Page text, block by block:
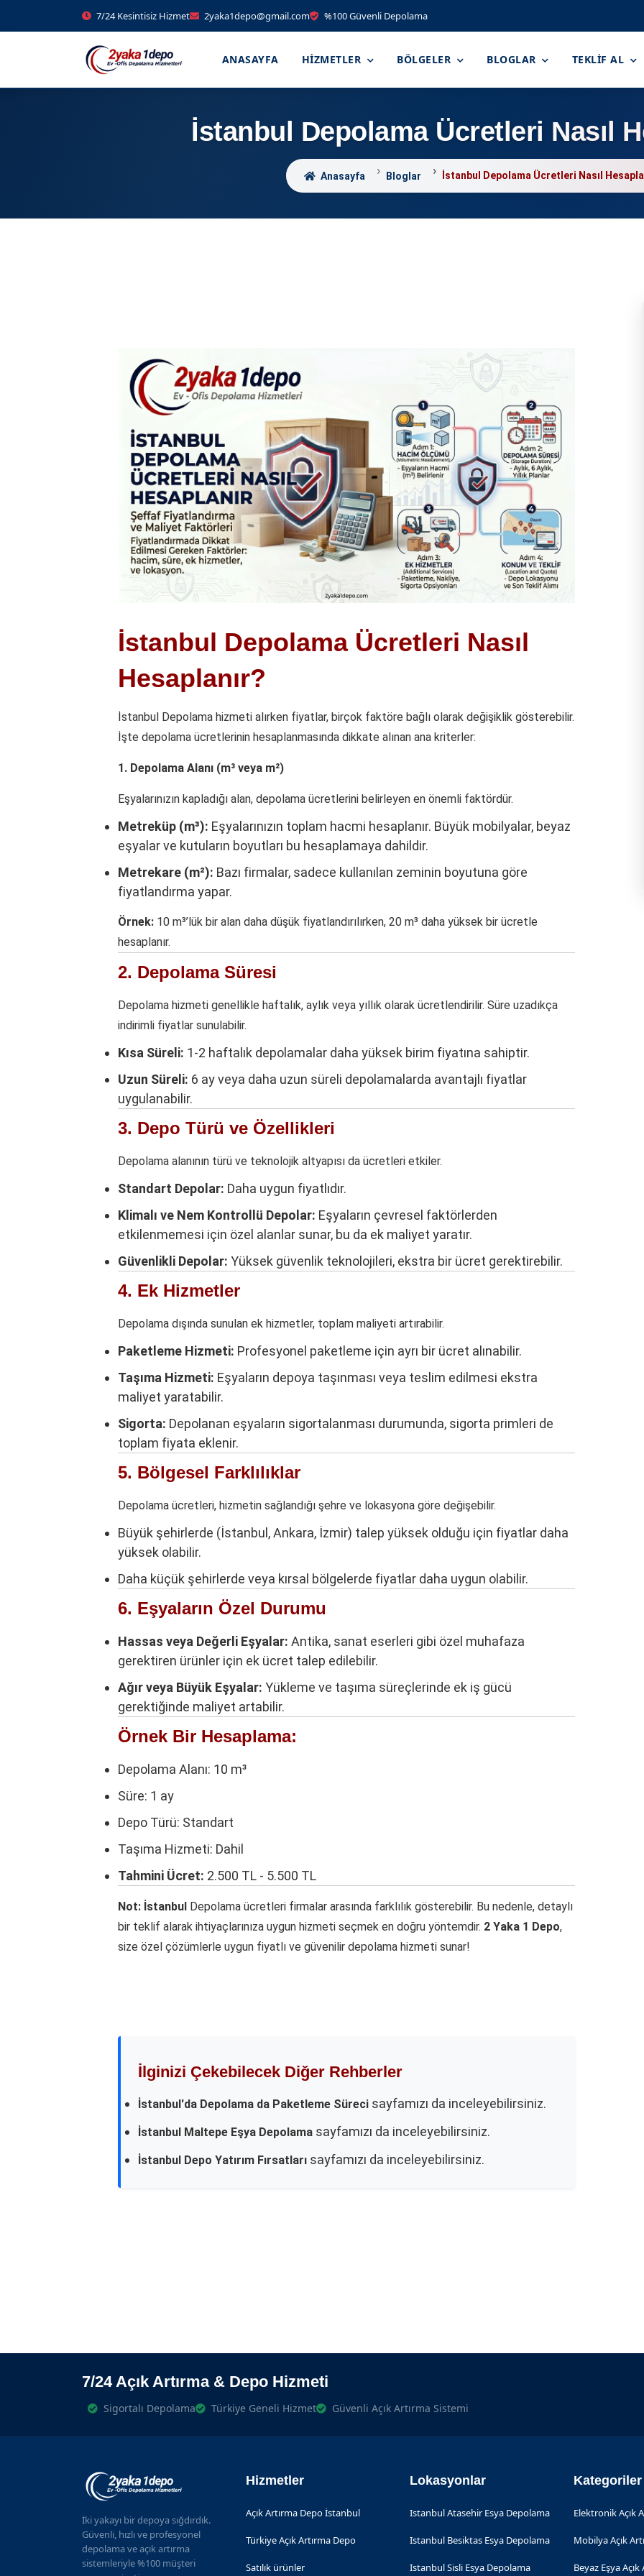
7/24 Kesintisiz Hizmet 2yaka1depo@gmail.com %100 Güvenli Depolama
ANASAYFA HIZMETLER BÖLGELER BLOGLAR TEKLIF AL
İstanbul Depolama Ücretleri Nasıl
Anasayfa Bloglar İstanbul Depolama Ücretleri Nasıl
İstanbul Depolama Ücretleri Nasıl
Hesaplanır?
İstanbul Depolama hizmeti alırken fiyatlar, birçok faktöre bağlı olarak değişiklik gösterebilir.
İşte depolama ücretlerinin hesaplanmasında dikkate alınan ana kriterler:
1. Depolama Alanı (m³ veya m²)
Eşyalarınızın kapladığı alan, depolama ücretlerini belirleyen en önemli faktördür.
Metreküp (m³): Eşyalarınızın toplam hacmi hesaplanır. Büyük mobilyalar, beyaz
eşyalar ve kutuların boyutları bu hesaplamaya dahildir.
Metrekare (m²): Bazı firmalar, sadece kullanılan zeminin boyutuna göre
fiyatlandırma yapar.
Örnek: 10 m³’lük bir alan daha düşük fiyatlandırılırken, 20 m³ daha yüksek bir ücretle
hesaplanır.
2. Depolama Süresi
Depolama hizmeti genellikle haftalık, aylık veya yıllık olarak ücretlendirilir. Süre uzadıkça
indirimli fiyatlar sunulabilir.
Kısa Süreli: 1-2 haftalık depolamalar daha yüksek birim fiyatına sahiptir.
Uzun Süreli: 6 ay veya daha uzun süreli depolamalarda avantajlı fiyatlar
uygulanabilir.
3. Depo Türü ve Özellikleri
Depolama alanının türü ve teknolojik altyapısı da ücretleri etkiler.
Standart Depolar: Daha uygun fiyatlıdır.
Klimalı ve Nem Kontrollü Depolar: Eşyaların çevresel faktörlerden
etkilenmemesi için özel alanlar sunar, bu da ek maliyet yaratır.
Güvenlikli Depolar: Yüksek güvenlik teknolojileri, ekstra bir ücret gerektirebilir.
4. Ek Hizmetler
Depolama dışında sunulan ek hizmetler, toplam maliyeti artırabilir.
Paketleme Hizmeti: Profesyonel paketleme için ayrı bir ücret alınabilir.
Taşıma Hizmeti: Eşyaların depoya taşınması veya teslim edilmesi ekstra
maliyet yaratabilir.
Sigorta: Depolanan eşyaların sigortalanması durumunda, sigorta primleri de
toplam fiyata eklenir.
5. Bölgesel Farklılıklar
Depolama ücretleri, hizmetin sağlandığı şehre ve lokasyona göre değişebilir.
Büyük şehirlerde (İstanbul, Ankara, İzmir) talep yüksek olduğu için fiyatlar daha
yüksek olabilir.
Daha küçük şehirlerde veya kırsal bölgelerde fiyatlar daha uygun olabilir.
6. Eşyaların Özel Durumu
Hassas veya Değerli Eşyalar: Antika, sanat eserleri gibi özel muhafaza
gerektiren ürünler için ek ücret talep edilebilir.
Ağır veya Büyük Eşyalar: Yükleme ve taşıma süreçlerinde ek iş gücü
gerektiğinde maliyet artabilir.
Örnek Bir Hesaplama:
Depolama Alanı: 10 m³
Süre: 1 ay
Depo Türü: Standart
Taşıma Hizmeti: Dahil
Tahmini Ücret: 2.500 TL - 5.500 TL
Not: İstanbul Depolama ücretleri firmalar arasında farklılık gösterebilir. Bu nedenle, detaylı
bir teklif alarak ihtiyaçlarınıza uygun hizmeti seçmek en doğru yöntemdir. 2 Yaka 1 Depo,
size özel çözümlerle uygun fiyatlı ve güvenilir depolama hizmeti sunar!
İlginizi Çekebilecek Diğer Rehberler
İstanbul'da Depolama da Paketleme Süreci sayfamızı da inceleyebilirsiniz.
İstanbul Maltepe Eşya Depolama sayfamızı da inceleyebilirsiniz.
İstanbul Depo Yatırım Fırsatları sayfamızı da inceleyebilirsiniz.
7/24 Açık Artırma & Depo Hizmeti
Sigortalı Depolama Türkiye Geneli Hizmet Güvenli Açık Artırma Sistemi
İki yakayı bir depoya sığdırdık.
Güvenli, hızlı ve profesyonel
depolama ve açık artırma
sistemleriyle %100 müşteri
Hizmetler
Açık Artırma Depo İstanbul
Türkiye Açık Artırma Depo
Satılık ürünler
Lokasyonlar
Istanbul Atasehir Esya Depolama
Istanbul Besiktas Esya Depolama
Istanbul Sisli Esya Depolama
Kategoriler
Elektronik Açık
Mobilya Açık
Beyaz Eşya Açık